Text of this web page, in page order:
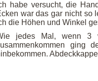
habe versucht, die
war das gar nicht so
die Höhen und Winkel
jedes Mal, wenn 3
ging